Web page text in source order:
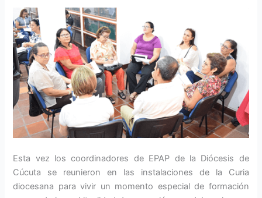
Esta vez los coordinadores de EPAP de la Diócesis de
Cúcuta se reunieron en las instalaciones de la Curia
diocesana para vivir un momento especial de formación